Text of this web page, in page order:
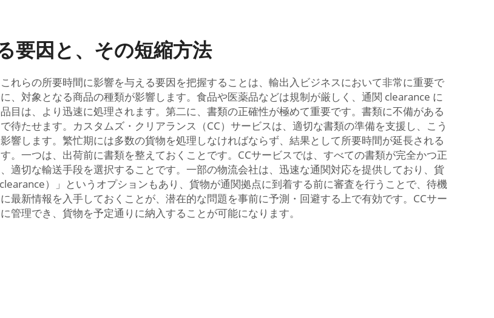
要因と、その短縮方法
れらの所要時間に影響を与える要因を把握することは、輸出入ビジネスにおいて非常に重要で
、対象となる商品の種類が影響します。食品や医薬品などは規制が厳しく、通関 clearance に
目は、より迅速に処理されます。第二に、書類の正確性が極めて重要です。書類に不備がある
待たせます。カスタムズ・クリアランス（CC）サービスは、適切な書類の準備を支援し、こう
響します。繁忙期には多数の貨物を処理しなければならず、結果として所要時間が延長される
。一つは、出荷前に書類を整えておくことです。CCサービスでは、すべての書類が完全かつ正
適切な輸送手段を選択することです。一部の物流会社は、迅速な通関対応を提供しており、貨
）」というオプションもあり、貨物が通関拠点に到着する前に審査を行うことで、待機
最新情報を入手しておくことが、潜在的な問題を事前に予測・回避する上で有効です。CCサー
理でき、貨物を予定通りに納入することが可能になります。